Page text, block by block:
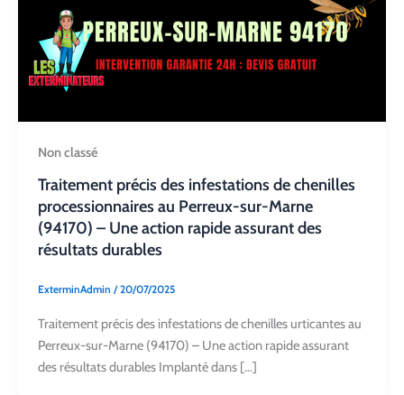
Non classé
Traitement précis des infestations de chenilles
processionnaires au Perreux-sur-Marne
(94170) – Une action rapide assurant des
résultats durables
ExterminAdmin /20/07/2025
Traitement précis des infestations de chenilles urticantes au
Perreux-sur-Marne (94170) – Une action rapide assurant
des résultats durables Implanté dans […]